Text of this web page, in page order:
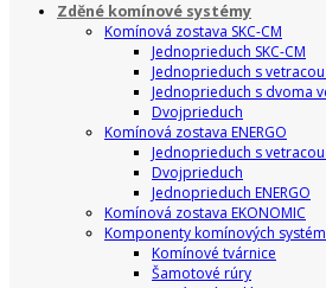
Zděné komínové systémy
Komínová zostava SKC-CM
Jednoprieduch SKC-CM
Jednoprieduch s
Jednoprieduch s dvoma
Dvojprieduch
Komínová zostava ENERGO
Jednoprieduch s
Dvojprieduch
Jednoprieduch ENERGO
Komínová zostava EKONOMIC
Komponenty komínových
Komínové tvárnice
Šamotové rúry